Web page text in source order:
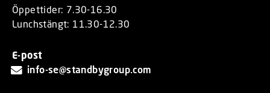
Öppettider: 7.30-16.30
Lunchstängt: 11.30-12.30
E-post
info-se@standbygroup.com